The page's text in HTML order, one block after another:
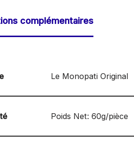
complémentaires
Le Monopati Original
Poids Net: 60g/pièce